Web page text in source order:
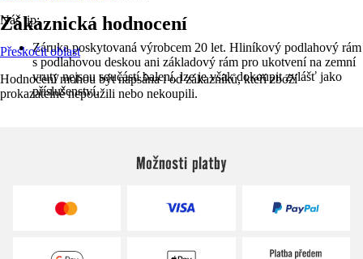
Náš tip:
Záruka poskytovaná výrobcem 20 let. Hliníkový podlahový rám
s podlahovou deskou ani základový rám pro ukotvení na zemní
vruty nejsou součástí balení, lze je však dokoupit zvlášť jako
příslušenství.
Zákaznická hodnocení
Přeskočit oblast
Hodnocení mohou být napsána i od zákazníků, kteří zboží
prokazatelně nepoužili nebo nekoupili.
Možnosti platby